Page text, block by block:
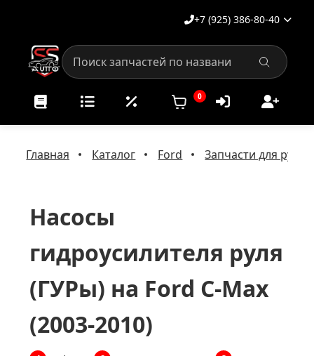
+7 (925) 386-80-40
0
Главная Каталог Ford Запчасти для
Насосы
гидроусилителя руля
(ГУРы) на Ford C-Max
(2003-2010)